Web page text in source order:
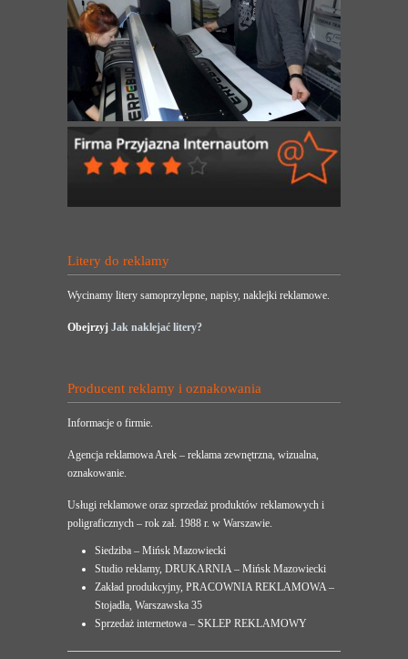
Litery do reklamy
Wycinamy litery samoprzylepne, napisy, naklejki reklamowe.
Obejrzyj Jak naklejać litery?
Producent reklamy i oznakowania
Informacje o firmie.
Agencja reklamowa Arek – reklama zewnętrzna, wizualna,
oznakowanie.
Usługi reklamowe oraz sprzedaż produktów reklamowych i
poligraficznych – rok zał. 1988 r. w Warszawie.
Siedziba – Mińsk Mazowiecki
Studio reklamy, DRUKARNIA – Mińsk Mazowiecki
Zakład produkcyjny, PRACOWNIA REKLAMOWA –
Stojadła, Warszawska 35
Sprzedaż internetowa – SKLEP REKLAMOWY